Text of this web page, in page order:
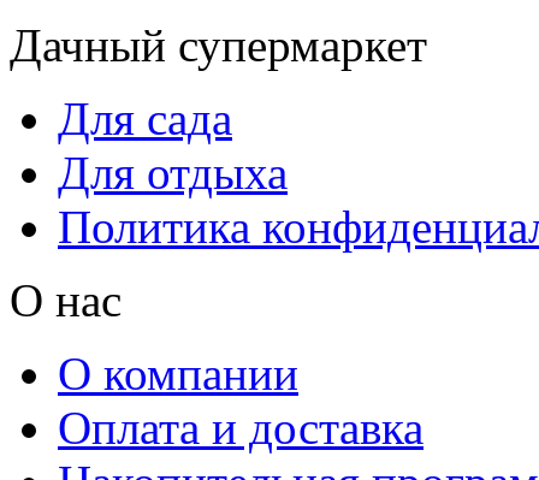
Дачный супермаркет
Для сада
Для отдыха
Политика
О нас
О компании
Оплата и доставка